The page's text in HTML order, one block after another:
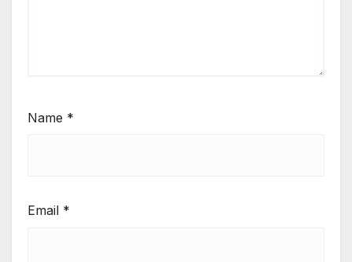
Name *
Email *